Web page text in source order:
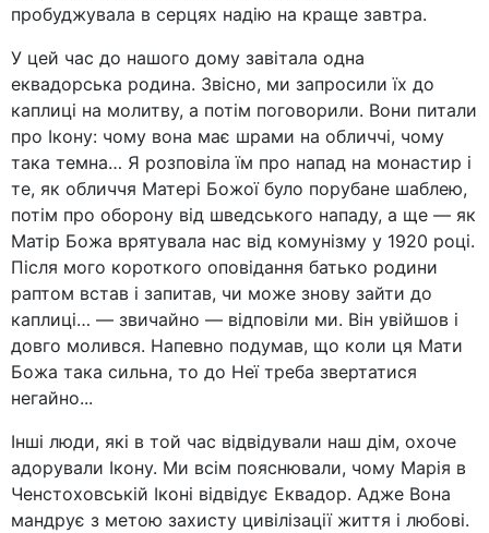
пробуджувала в серцях надію на краще завтра.
У цей час до нашого дому завітала одна
еквадорська родина. Звісно, ми запросили їх до
каплиці на молитву, а потім поговорили. Вони питали
про Ікону: чому вона має шрами на обличчі, чому
така темна… Я розповіла їм про напад на монастир і
те, як обличчя Матері Божої було порубане шаблею,
потім про оборону від шведського нападу, а ще — як
Матір Божа врятувала нас від комунізму у 1920 році.
Після мого короткого оповідання батько родини
раптом встав і запитав, чи може знову зайти до
каплиці… — звичайно — відповіли ми. Він увійшов і
довго молився. Напевно подумав, що коли ця Мати
Божа така сильна, то до Неї треба звертатися
негайно...
Інші люди, які в той час відвідували наш дім, охоче
адорували Ікону. Ми всім пояснювали, чому Марія в
Ченстоховській Іконі відвідує Еквадор. Адже Вона
мандрує з метою захисту цивілізації життя і любові.